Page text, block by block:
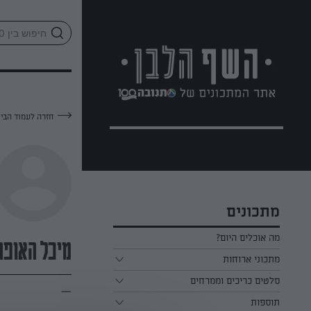
מתכונים
מה אוכלים היום?
מתכוני ארוחות
ארוחת בוקר
ארוחת צהריים
סלטים כריכים וממרחים
כל הסלטים כריכים וממרחים
תוספות
חזרה לעמוד
מיכל
—